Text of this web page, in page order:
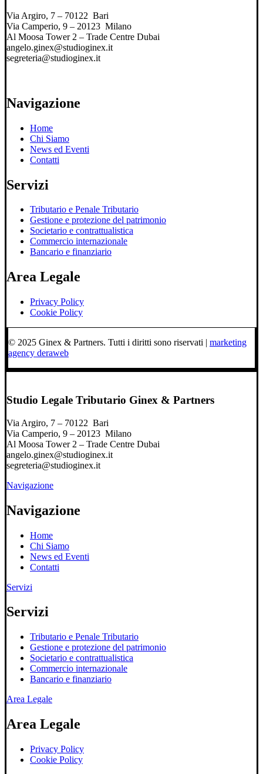
Via Argiro, 7 – 70122 Bari
Via Camperio, 9 – 20123 Milano
Al Moosa Tower 2 – Trade Centre Dubai
angelo.ginex@studioginex.it
segreteria@studioginex.it
Navigazione
Home
Chi Siamo
News ed Eventi
Contatti
Servizi
Tributario e Penale Tributario
Gestione e protezione del patrimonio
Societario e contrattualistica
Commercio internazionale
Bancario e finanziario
Area Legale
Privacy Policy
Cookie Policy
© 2025 Ginex & Partners. Tutti i diritti sono riservati | marketing
agency deraweb
Studio Legale Tributario Ginex & Partners
Via Argiro, 7 – 70122 Bari
Via Camperio, 9 – 20123 Milano
Al Moosa Tower 2 – Trade Centre Dubai
angelo.ginex@studioginex.it
segreteria@studioginex.it
Navigazione
Navigazione
Home
Chi Siamo
News ed Eventi
Contatti
Servizi
Servizi
Tributario e Penale Tributario
Gestione e protezione del patrimonio
Societario e contrattualistica
Commercio internazionale
Bancario e finanziario
Area Legale
Area Legale
Privacy Policy
Cookie Policy